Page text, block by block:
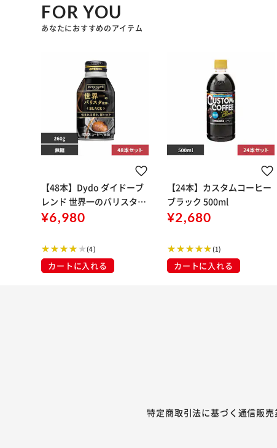
FOR YOU
あなたにおすすめのアイテム
【48本】Dydo ダイドーブ
レンド 世界一のバリスタ監
修 ブラック 275g
¥6,980
(4)
カートに入れる
【24本】カスタムコーヒー
ブラック 500ml
¥2,680
(1)
カートに入れる
特定商取引法に基づく通信販売